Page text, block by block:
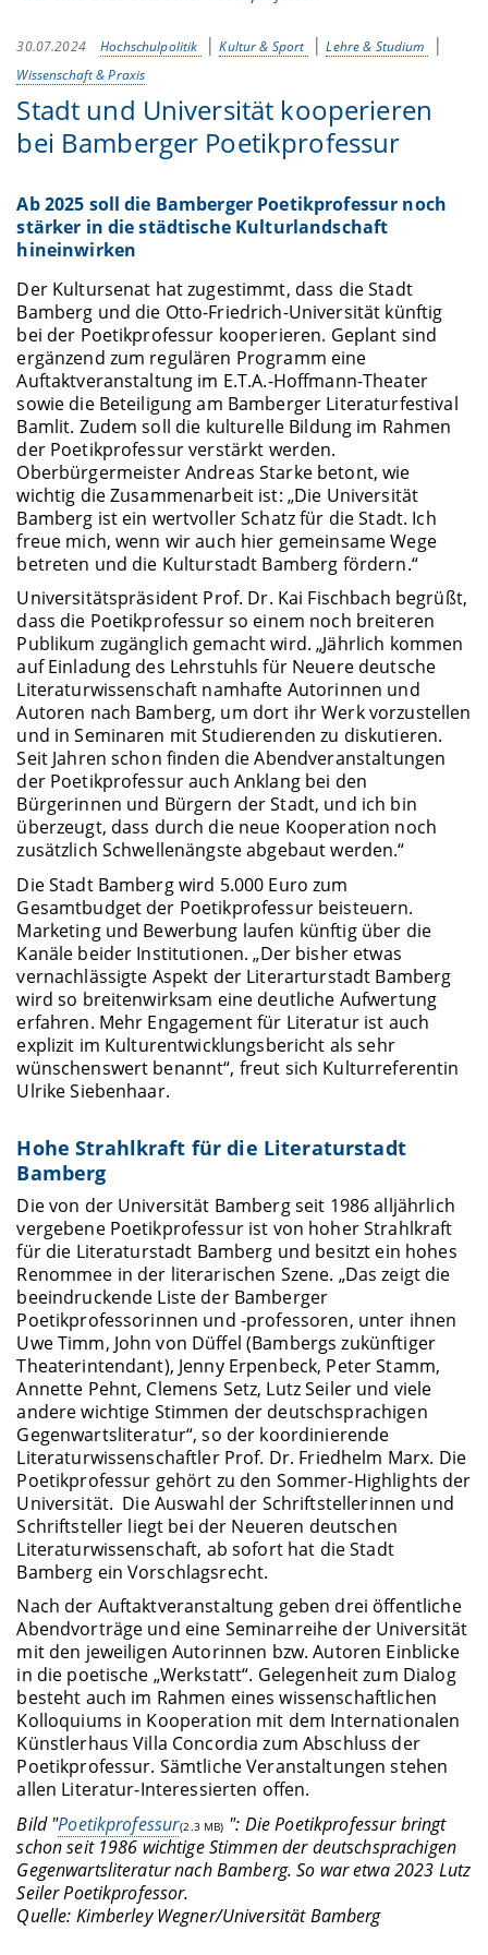
30.07.2024 Hochschulpolitik Kultur & Sport
Lehre & Studium
Wissenschaft & Praxis
Stadt und Universität kooperieren
bei Bamberger Poetikprofessur
Ab 2025 soll die Bamberger Poetikprofessur noch
stärker in die städtische Kulturlandschaft
hineinwirken
Der Kultursenat hat zugestimmt, dass die Stadt
Bamberg und die Otto-Friedrich-Universität künftig
bei der Poetikprofessur kooperieren. Geplant sind
ergänzend zum regulären Programm eine
Auftaktveranstaltung im E.T.A.-Hoffmann-Theater
sowie die Beteiligung am Bamberger Literaturfestival
Bamlit. Zudem soll die kulturelle Bildung im Rahmen
der Poetikprofessur verstärkt werden.
Oberbürgermeister Andreas Starke betont, wie
wichtig die Zusammenarbeit ist: „Die Universität
Bamberg ist ein wertvoller Schatz für die Stadt. Ich
freue mich, wenn wir auch hier gemeinsame Wege
betreten und die Kulturstadt Bamberg fördern.“
Universitätspräsident Prof. Dr. Kai Fischbach begrüßt,
dass die Poetikprofessur so einem noch breiteren
Publikum zugänglich gemacht wird. „Jährlich kommen
auf Einladung des Lehrstuhls für Neuere deutsche
Literaturwissenschaft namhafte Autorinnen und
Autoren nach Bamberg, um dort ihr Werk vorzustellen
und in Seminaren mit Studierenden zu diskutieren.
Seit Jahren schon finden die Abendveranstaltungen
der Poetikprofessur auch Anklang bei den
Bürgerinnen und Bürgern der Stadt, und ich bin
überzeugt, dass durch die neue Kooperation noch
zusätzlich Schwellenängste abgebaut werden.“
Die Stadt Bamberg wird 5.000 Euro zum
Gesamtbudget der Poetikprofessur beisteuern.
Marketing und Bewerbung laufen künftig über die
Kanäle beider Institutionen. „Der bisher etwas
vernachlässigte Aspekt der Literarturstadt Bamberg
wird so breitenwirksam eine deutliche Aufwertung
erfahren. Mehr Engagement für Literatur ist auch
explizit im Kulturentwicklungsbericht als sehr
wünschenswert benannt“, freut sich Kulturreferentin
Ulrike Siebenhaar.
Hohe Strahlkraft für die Literaturstadt
Bamberg
Die von der Universität Bamberg seit 1986 alljährlich
vergebene Poetikprofessur ist von hoher Strahlkraft
für die Literaturstadt Bamberg und besitzt ein hohes
Renommee in der literarischen Szene. „Das zeigt die
beeindruckende Liste der Bamberger
Poetikprofessorinnen und -professoren, unter ihnen
Uwe Timm, John von Düffel (Bambergs zukünftiger
Theaterintendant), Jenny Erpenbeck, Peter Stamm,
Annette Pehnt, Clemens Setz, Lutz Seiler und viele
andere wichtige Stimmen der deutschsprachigen
Gegenwartsliteratur“, so der koordinierende
Literaturwissenschaftler Prof. Dr. Friedhelm Marx. Die
Poetikprofessur gehört zu den Sommer-Highlights der
Universität. Die Auswahl der Schriftstellerinnen und
Schriftsteller liegt bei der Neueren deutschen
Literaturwissenschaft, ab sofort hat die Stadt
Bamberg ein Vorschlagsrecht.
Nach der Auftaktveranstaltung geben drei öffentliche
Abendvorträge und eine Seminarreihe der Universität
mit den jeweiligen Autorinnen bzw. Autoren Einblicke
in die poetische „Werkstatt“. Gelegenheit zum Dialog
besteht auch im Rahmen eines wissenschaftlichen
Kolloquiums in Kooperation mit dem Internationalen
Künstlerhaus Villa Concordia zum Abschluss der
Poetikprofessur. Sämtliche Veranstaltungen stehen
allen Literatur-Interessierten offen.
Bild "Poetikprofessur(2.3 MB) ": Die Poetikprofessur bringt
schon seit 1986 wichtige Stimmen der deutschsprachigen
Gegenwartsliteratur nach Bamberg. So war etwa 2023 Lutz
Seiler Poetikprofessor.
Quelle: Kimberley Wegner/Universität Bamberg